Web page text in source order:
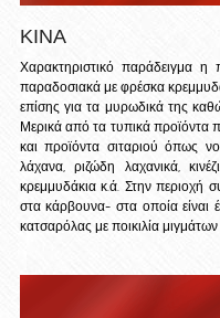
ΚΙΝΑ
Χαρακτηριστικό παράδειγμα
παραδοσιακά με φρέσκα
επίσης για τα μυρωδικά της
Μερικά από τα τυπικά προϊόντα
και προϊόντα σιταριού όπως
λάχανα, ριζώδη λαχανικά,
κρεμμυδάκια κ.ά. Στην περιοχή
στα κάρβουνα- στα οποία είναι
κατσαρόλας με ποικιλία